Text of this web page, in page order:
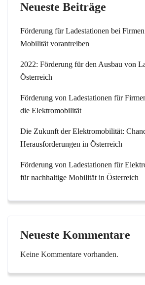
Neueste Beiträge
Förderung für Ladestationen bei
Mobilität vorantreiben
2022: Förderung für den Ausbau von
Österreich
Förderung von Ladestationen für
die Elektromobilität
Die Zukunft der Elektromobilität:
Herausforderungen in Österreich
Förderung von Ladestationen für
für nachhaltige Mobilität in Österreich
Neueste Kommentare
Keine Kommentare vorhanden.